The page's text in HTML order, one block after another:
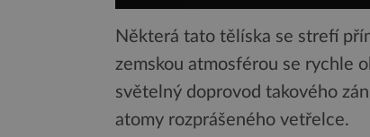
Některá tato tělíska se strefí
zemskou atmosférou se rychle
světelný doprovod takového
atomy rozprášeného vetřelce.